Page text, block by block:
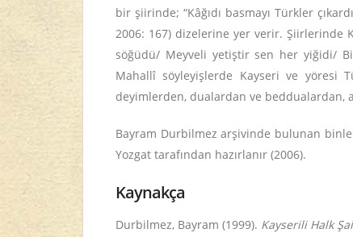
bir şiirinde; “Kâğıdı basmayı Türkler
2006: 167) dizelerine yer verir. Şiirlerinde
söğüdü/ Meyveli yetiştir sen her yiğidi/
Mahallî söyleyişlerde Kayseri ve yöresi
deyimlerden, dualardan ve beddualardan,
Bayram Durbilmez arşivinde bulunan
Yozgat tarafından hazırlanır (2006).
Kaynakça
Durbilmez, Bayram (1999). Kayserili Halk